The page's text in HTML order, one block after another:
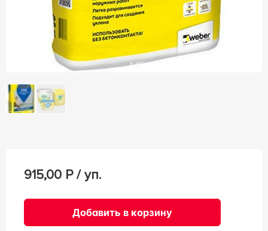
915,00 Р / уп.
Добавить в корзину